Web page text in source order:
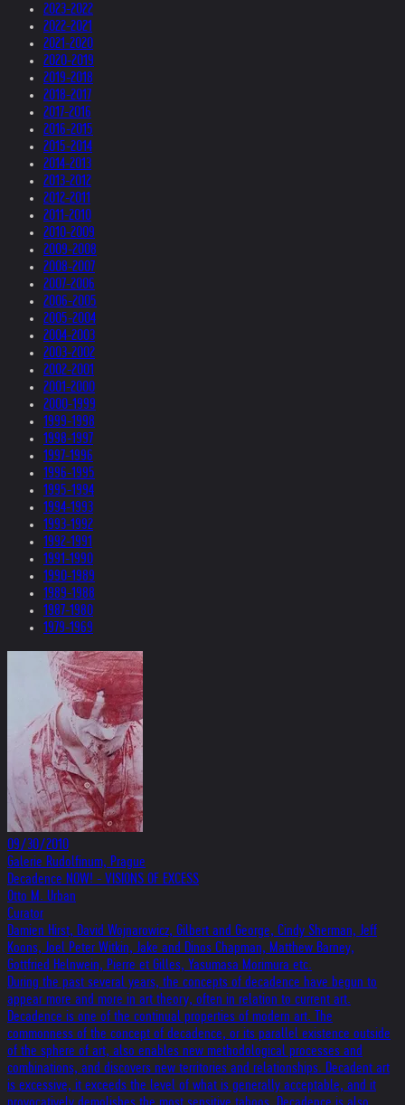
2023-2022
2022-2021
2021-2020
2020-2019
2019-2018
2018-2017
2017-2016
2016-2015
2015-2014
2014-2013
2013-2012
2012-2011
2011-2010
2010-2009
2009-2008
2008-2007
2007-2006
2006-2005
2005-2004
2004-2003
2003-2002
2002-2001
2001-2000
2000-1999
1999-1998
1998-1997
1997-1996
1996-1995
1995-1994
1994-1993
1993-1992
1992-1991
1991-1990
1990-1989
1989-1988
1987-1980
1979-1969
09/30/2010
Galerie Rudolfinum, Prague
Decadence NOW! - VISIONS OF EXCESS
Otto M. Urban
Curator
Damien Hirst, David Wojnarowicz, Gilbert and George, Cindy Sherman, Jeff
Koons, Joel Peter Witkin, Jake and Dinos Chapman, Matthew Barney,
Gottfried Helnwein, Pierre et Gilles, Yasumasa Morimura etc.
During the past several years, the concepts of decadence have begun to
appear more and more in art theory, often in relation to current art.
Decadence is one of the continual properties of modern art. The
commonness of the concept of decadence, or its parallel existence outside
of the sphere of art, also enables new methodological processes and
combinations, and discovers new territories and relationships. Decadent art
is excessive, it exceeds the level of what is generally acceptable, and it